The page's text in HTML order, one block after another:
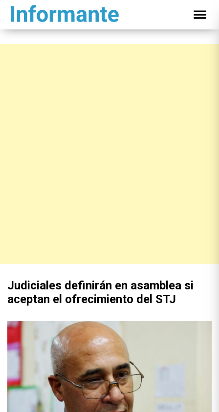
Judiciales definirán en asamblea si
aceptan el ofrecimiento del STJ